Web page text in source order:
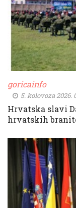
goricainfo
5. kolovoza 2026.
Hrvatska slavi
hrvatskih